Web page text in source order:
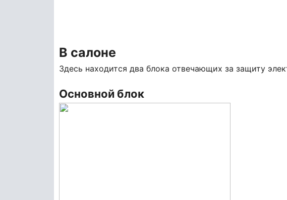
В салоне
Здесь находится два блока отвечающих за защиту
Основной блок